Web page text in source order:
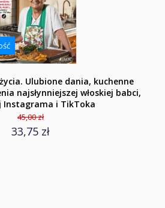
Ulubione dania, kuchenne
najsłynniejszej włoskiej babci,
Instagrama i TikToka
45,00 zł
33,75 zł